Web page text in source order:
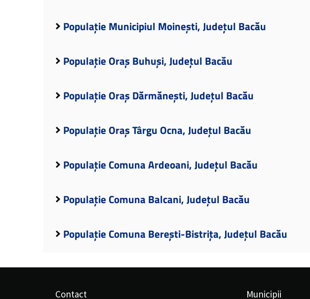
Populație Municipiul Moinești, Județul Bacău
Populație Oraș Buhuși, Județul Bacău
Populație Oraș Dărmănești, Județul Bacău
Populație Oraș Târgu Ocna, Județul Bacău
Populație Comuna Ardeoani, Județul Bacău
Populație Comuna Balcani, Județul Bacău
Populație Comuna Berești-Bistrița, Județul Bacău
Contact Municipii